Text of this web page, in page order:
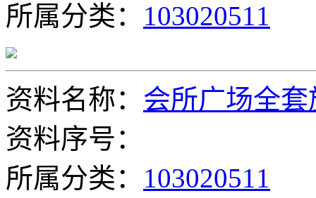
所属分类： 103020511
资料名称： 会所广场全
资料序号：
所属分类： 103020511